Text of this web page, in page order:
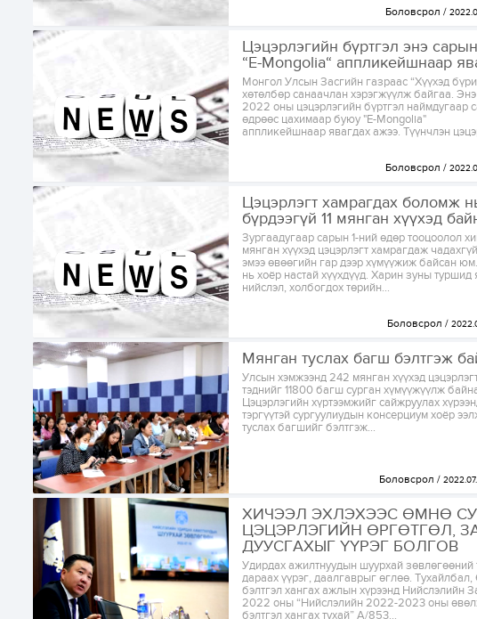
Боловсрол
Цэцэрлэгийн бүртгэл энэ
“E-Mongolia“ аппликейшнаар
Монгол Улсын Засгийн газраас “Хүүхэд
хөтөлбөр санаачлан хэрэгжүүлж байгаа. Энэ
2022 оны цэцэрлэгийн бүртгэл наймдугаар
өдрөөс цахимаар буюу "E-Mongolia"
аппликейшнаар явагдах ажээ. Түүнчлэн
Боловсрол
Цэцэрлэгт хамрагдах боломж
бүрдээгүй 11 мянган хүүхэд
Зургаадугаар сарын 1-ний өдөр тооцоолол
мянган хүүхэд цэцэрлэгт хамрагдаж
эмээ өвөөгийн гар дээр хүмүүжиж байсан
нь хоёр настай хүүхдүүд. Харин зуны туршид
нийслэл, холбогдох төрийн...
Боловсрол
Мянган туслах багш бэлтгэж
Улсын хэмжээнд 242 мянган хүүхэд
тэднийг 11800 багш сурган хүмүүжүүлж
Цэцэрлэгийн хүртээмжийг сайжруулах
тэргүүтэй сургуулиудын консерциум хоёр
туслах багшийг бэлтгэж...
Боловсрол
ХИЧЭЭЛ ЭХЛЭХЭЭС ӨМНӨ
ЦЭЦЭРЛЭГИЙН ӨРГӨТГӨЛ,
ДУУСГАХЫГ ҮҮРЭГ БОЛГОВ
Удирдах ажилтнуудын шуурхай зөвлөгөөний
дараах үүрэг, даалгаврыг өглөө.
бэлтгэл хангах ажлын хүрээнд Нийслэлийн
2022 оны “Нийслэлийн 2022-2023 оны
бэлтгэл хангах тухай” А/853...